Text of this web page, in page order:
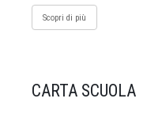
Scopri di più
CARTA SCUOLA